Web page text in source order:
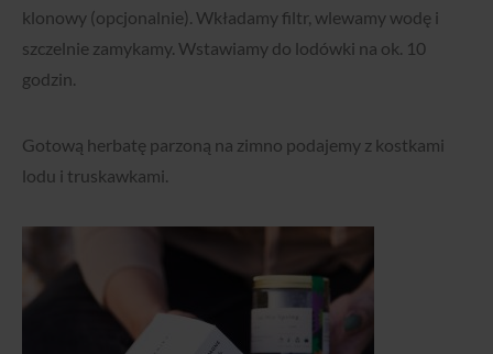
klonowy (opcjonalnie). Wkładamy filtr, wlewamy wodę i
szczelnie zamykamy. Wstawiamy do lodówki na ok. 10
godzin.
Gotową herbatę parzoną na zimno podajemy z kostkami
lodu i truskawkami.